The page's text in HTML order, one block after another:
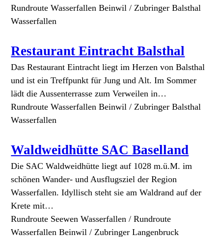
Rundroute Wasserfallen Beinwil / Zubringer Balsthal
Wasserfallen
Restaurant Eintracht Balsthal
Das Restaurant Eintracht liegt im Herzen von Balsthal
und ist ein Treffpunkt für Jung und Alt. Im Sommer
lädt die Aussenterrasse zum Verweilen in…
Rundroute Wasserfallen Beinwil / Zubringer Balsthal
Wasserfallen
Waldweidhütte SAC Baselland
Die SAC Waldweidhütte liegt auf 1028 m.ü.M. im
schönen Wander- und Ausflugsziel der Region
Wasserfallen. Idyllisch steht sie am Waldrand auf der
Krete mit…
Rundroute Seewen Wasserfallen / Rundroute
Wasserfallen Beinwil / Zubringer Langenbruck